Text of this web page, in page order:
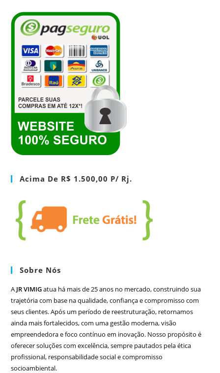
Acima De R$ 1.500,00 P/ Rj.
Sobre Nós
A JR VIMIGatua há mais de 25 anos no mercado, construindo sua
trajetória com base na qualidade, confiança e compromisso com
seus clientes. Após um período de reestruturação, retornamos
ainda mais fortalecidos, com uma gestão moderna, visão
empreendedora e foco contínuo em inovação. Nosso propósito é
oferecer soluções com excelência, sempre pautados pela ética
profissional, responsabilidade social e compromisso
socioambiental.